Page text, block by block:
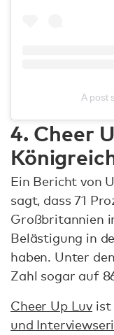
A post
4. Cheer
Ein Bericht von
sagt, dass 71
Großbritannien
Belästigung in
haben. Unter
Zahl sogar auf
Cheer Up Luv ist
und